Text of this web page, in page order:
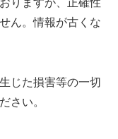
りますが、正確性
ん。情報が古くな
じた損害等の一切
さい。